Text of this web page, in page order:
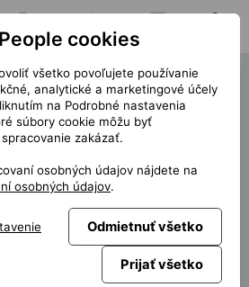
pozícia Notifikácie
(39695)
cookies
všetko povoľujete používanie
analytické a marketingové účely
na Podrobné nastavenia
súbory cookie môžu byť
zakázať.
osobných údajov nájdete na
osobných údajov.
Odmietnuť všetko
Prijať všetko